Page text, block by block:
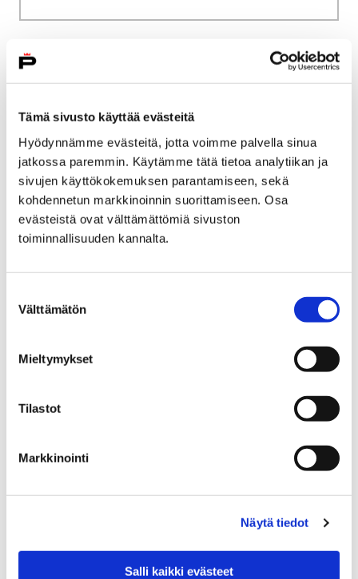
Tämä sivusto käyttää evästeitä
Hyödynnämme evästeitä, jotta voimme palvella sinua
jatkossa paremmin. Käytämme tätä tietoa analytiikan ja
sivujen käyttökokemuksen parantamiseen, sekä
kohdennetun markkinoinnin suorittamiseen. Osa
evästeistä ovat välttämättömiä sivuston
toiminnallisuuden kannalta.
valinta
Välttämätön
Mieltymykset
Tilastot
Markkinointi
Näytä tiedot
Salli kaikki evästeet
Museo- ja verkkokauppa
Etusivu Vierailu Palvelumaksut
Palvelumaksut
Porin museoiden palveluhinnasto 1.1.2025
Savesta ja savella
Savesta ja savella